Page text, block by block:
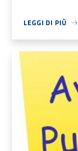
LEGGI DI PIÙ